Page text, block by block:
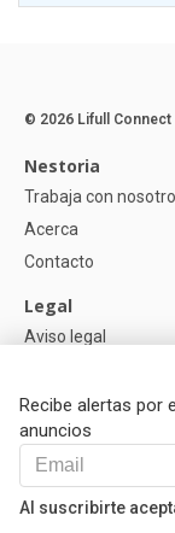
Recibe alertas por
anuncios
Al suscribirte
© 2026 Lifull Connect
Nestoria
Trabaja con
Acerca
Contacto
Legal
Aviso legal
Política de Cookies
Ayuda
Preguntas
Nuestros Partners